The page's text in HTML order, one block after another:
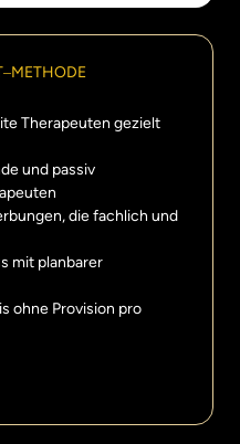
METHODE
Therapeuten gezielt
und passiv
die fachlich und
mit planbarer
ohne Provision pro